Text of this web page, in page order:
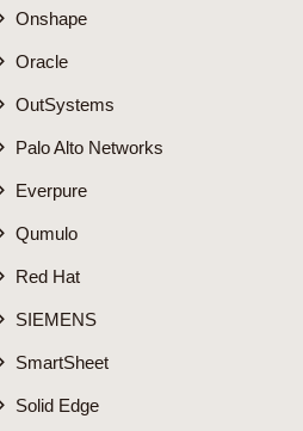
Onshape
Oracle
OutSystems
Palo Alto Networks
Everpure
Qumulo
Red Hat
SIEMENS
SmartSheet
Solid Edge